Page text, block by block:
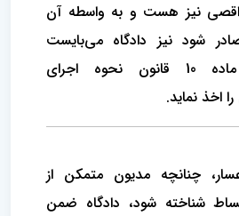
نیز هست و به واسطه آن
شود نیز دادگاه می‌بایست
استعلام موضوع ماده 10 قانون نحوه اجرای
اخذ نماید.
چنانچه مدیون متمکن از
شناخته شود، دادگاه ضمن